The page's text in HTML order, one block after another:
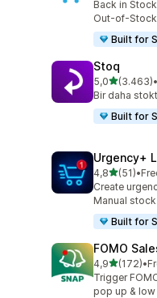
Back in
Out-of-
Built for
Stoq
5,05 yıldız
(3.463)
toplam 3463•
Bir daha
Built for
Urgency+
4,85 yıldız
(51)
toplam 51•
Create
Manual
Built for
FOMO
4,95 yıldız
(172)
toplam 172•
Trigger
pop up &